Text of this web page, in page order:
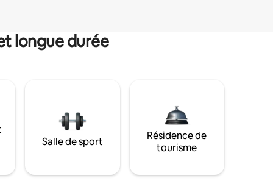
longue durée
Salle de sport
Résidence de
tourisme